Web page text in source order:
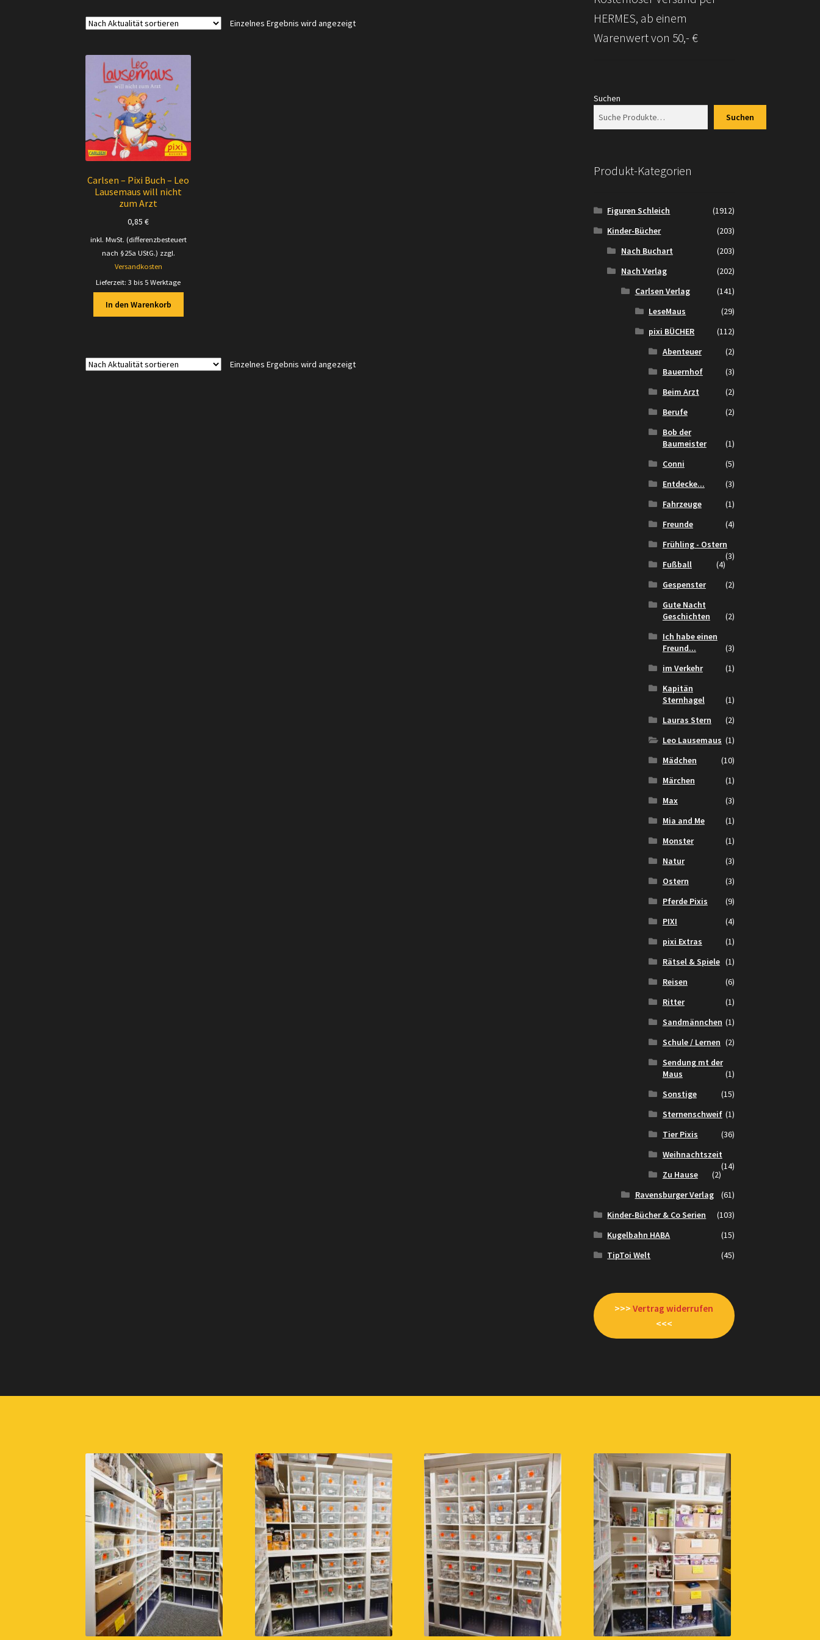
Einzelnes Ergebnis wird angezeigt
Carlsen – Pixi Buch – Leo
Lausemaus will nicht
zum Arzt
0,85€
inkl. MwSt. (differenzbesteuert
nach §25a UStG.) zzgl.
Versandkosten
Lieferzeit:3 bis 5 Werktage
In den Warenkorb
Einzelnes Ergebnis wird angezeigt
HERMES, ab einem
Warenwert von 50,- €
Suchen
Suchen
Produkt-Kategorien
Figuren Schleich
(1912)
Kinder-Bücher
(203)
Nach Buchart
(203)
Nach Verlag
(202)
Carlsen Verlag
(141)
LeseMaus
(29)
pixi BÜCHER
(112)
Abenteuer
(2)
Bauernhof
(3)
Beim Arzt
(2)
Berufe
(2)
Bob der
Baumeister
(1)
Conni
(5)
Entdecke...
(3)
Fahrzeuge
(1)
Freunde
(4)
Frühling - Ostern
(3)
Fußball
(4)
Gespenster
(2)
Gute Nacht
Geschichten
(2)
Ich habe einen
Freund...
(3)
im Verkehr
(1)
Kapitän
Sternhagel
(1)
Lauras Stern
(2)
Leo Lausemaus (1)
Mädchen
(10)
Märchen
(1)
Max
(3)
Mia and Me
(1)
Monster
(1)
Natur
(3)
Ostern
(3)
Pferde Pixis
(9)
PIXI
(4)
pixi Extras
(1)
Rätsel & Spiele (1)
Reisen
(6)
Ritter
(1)
Sandmännchen (1)
Schule / Lernen (2)
Sendung mt der
Maus
(1)
Sonstige
(15)
Sternenschweif (1)
Tier Pixis
(36)
Weihnachtszeit
(14)
Zu Hause
(2)
Ravensburger Verlag
(61)
Kinder-Bücher & Co Serien
(103)
Kugelbahn HABA
(15)
TipToi Welt
(45)
>>>Vertrag widerrufen
<<<